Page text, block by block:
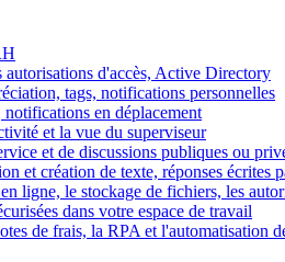
d'accès, Active Directory
tags, notifications personnelles
en déplacement
et la vue du superviseur
et de discussions publiques ou
et création de texte, réponses écrites
ligne, le stockage de fichiers, les
dans votre espace de travail
de frais, la RPA et l'automatisation